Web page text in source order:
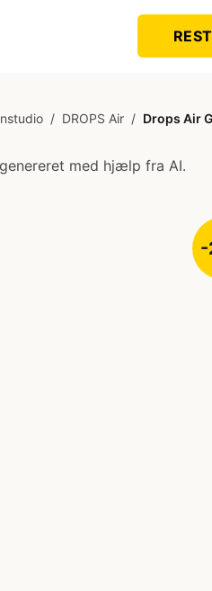
/ DROPS Air / Drops Air
med hjælp fra AI.
-